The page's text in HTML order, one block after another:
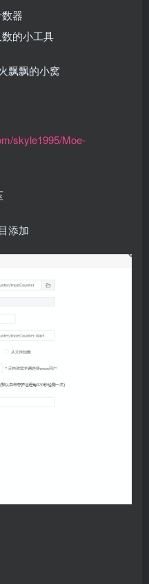
器
的小工具
skyle1995/Moe-
添加